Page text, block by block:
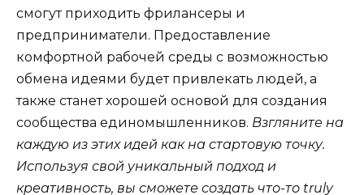
смогут приходить фрилансеры и
предприниматели. Предоставление
комфортной рабочей среды с возможностью
обмена идеями будет привлекать людей, а
также станет хорошей основой для создания
сообщества единомышленников. Взгляните на
каждую из этих идей как на стартовую точку.
Используя свой уникальный подход и
креативность, вы сможете создать что-то truly